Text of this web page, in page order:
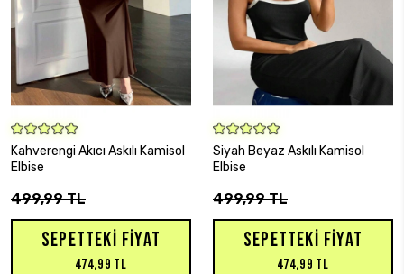
SEPETE EKLE
Kahverengi Akıcı Askılı Kamisol
Elbise
499,99 TL
SEPETTEKI FIYAT
474,99 TL
SEPETE EKLE
Siyah Beyaz Askılı Kamisol
Elbise
499,99 TL
SEPETTEKI FIYAT
474,99 TL